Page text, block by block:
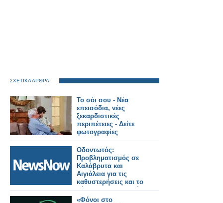
ΣΧΕΤΙΚΑ ΑΡΘΡΑ
Το σόι σου - Νέα
επεισόδια, νέες
ξεκαρδιστικές
περιπέτειες - Δείτε
φωτογραφίες
Οδοντωτός:
Προβληματισμός σε
Καλάβρυτα και
Αιγιάλεια για τις
καθυστερήσεις και το
μέλλον της ιστορικής
σιδηροδρομικής
«Φόνοι στο